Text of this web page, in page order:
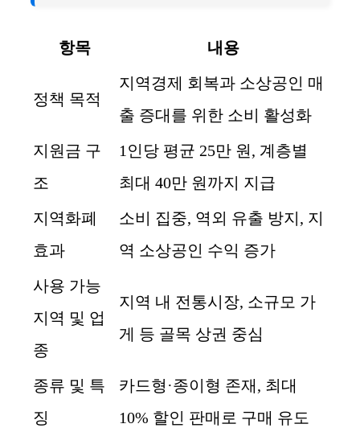
항목 내용
정책 목적
지역경제 회복과 소상공인 매
출 증대를 위한 소비 활성화
지원금 구
조
1인당 평균 25만 원, 계층별
최대 40만 원까지 지급
지역화폐
효과
소비 집중, 역외 유출 방지, 지
역 소상공인 수익 증가
사용 가능
지역 및 업
종
지역 내 전통시장, 소규모 가
게 등 골목 상권 중심
종류 및 특
징
카드형·종이형 존재, 최대
10% 할인 판매로 구매 유도